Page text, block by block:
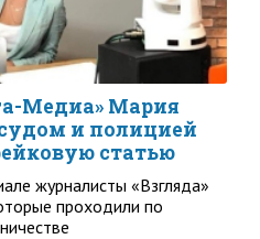
Медиа» Мария
и полицией
статью
журналисты «Взгляда»
проходили по